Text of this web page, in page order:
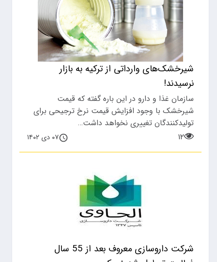
شیرخشک‌های وارداتی از ترکیه به بازار
نرسیدند!
سازمان غذا و دارو در این باره گفته که قیمت
شیرخشک با وجود افزایش قیمت نرخ ترجیحی برای
تولیدکنندگان تغییری نخواهد داشت…
۱۲
۰۷ دی ۱۴۰۲
شرکت داروسازی معروف بعد از 55 سال